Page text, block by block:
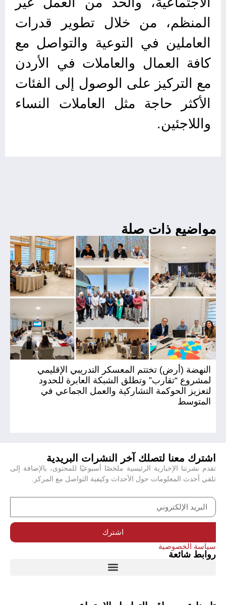
المنظم، من خلال تطوير قدرات
العاملين في التوعية والتواصل مع
كافة العمال والعاملات في الأردن
مع التركيز على الوصول إلى الفئات
الأكثر حاجة مثل العاملات النساء
واللاجئين.
مواضيع ذات صلة
النهضة (أرض) تختتم المعسكر التدريبي الإقليمي
لمشروع “تقارب” وتطلق الشبكة العابرة للحدود
لتعزيز الحوكمة التشاركية والعمل الجماعي في
المتوسط
اشترك معنا لتصلك آخر النشرات البريدية
تقدم نشرتنا الإخبارية الرئيسية ملخصًا أسبوعيًا للمحتوى، بالإضافة إلى
تلقي أحدث المعلومات حول الأحداث وكيفية التواصل مع المركز.
اشترك
سياسة الخصوصية
روابط شائعة